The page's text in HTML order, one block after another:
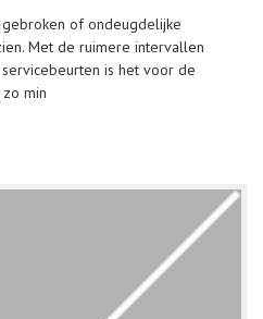
of ondeugdelijke
Met de ruimere intervallen
is het voor de
min